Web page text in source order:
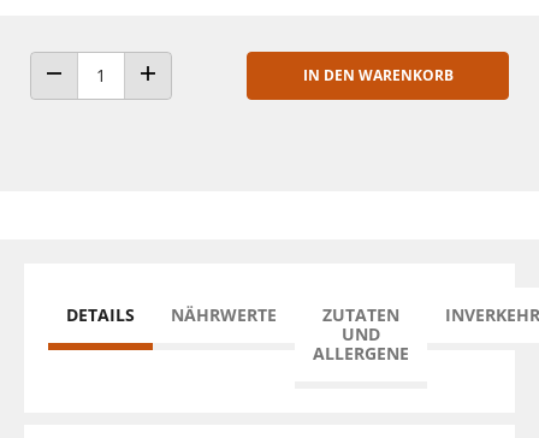
ANZAHL VERRINGERNANZAHL ERHÖHEN
IN DEN WARENKORB
DETAILS NÄHRWERTE
ZUTATEN
UND
ALLERGENE